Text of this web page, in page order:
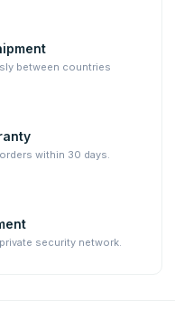
between countries
within 30 days.
security network.